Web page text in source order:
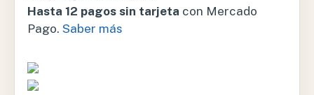
Hasta 12 pagos sin tarjeta con Mercado
Pago. Saber más